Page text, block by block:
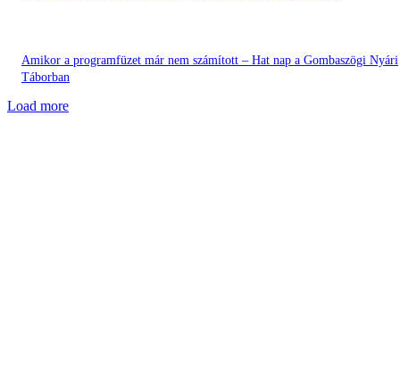
Amikor a programfüzet már nem számított – Hat nap a Gombaszögi Nyári
Táborban
Load more